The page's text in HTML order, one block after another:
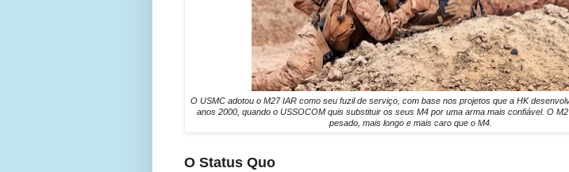
O USMC adotou o M27 IAR como seu fuzil de serviço, com base nos projetos que a HK
anos 2000, quando o USSOCOM quis substituir os seus M4 por uma arma mais confiável. O
pesado, mais longo e mais caro que o M4.
O Status Quo